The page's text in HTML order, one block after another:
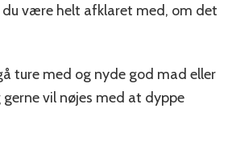
være helt afklaret med, om det
ture med og nyde god mad eller
vil nøjes med at dyppe